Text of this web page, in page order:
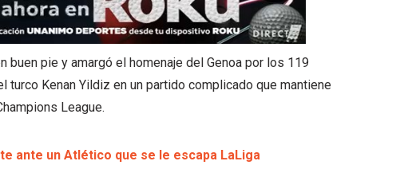
buen pie y amargó el homenaje del Genoa por los 119
Kenan Yildiz en un partido complicado que mantiene
League.
ante un Atlético que se le escapa LaLiga